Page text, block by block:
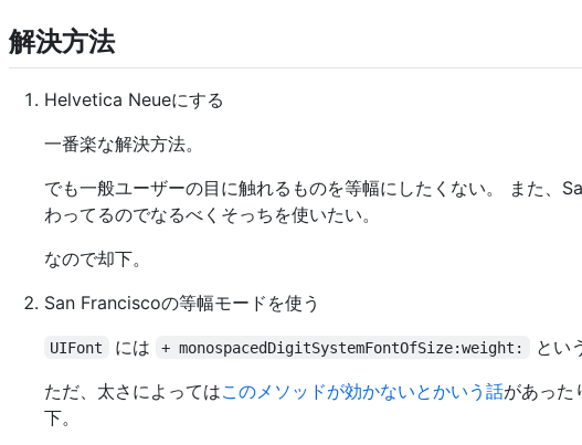
解決方法
Helvetica Neueにする
一番楽な解決方法。
でも一般ユーザーの目に触れるものを等幅にしたくない。 また、
わってるのでなるべくそっちを使いたい。
なので却下。
San Franciscoの等幅モードを使う
UIFont には + monospacedDigitSystemFontOfSize:weight:
とい
ただ、太さによってはこのメソッドが効かないとかいう話があった
下。